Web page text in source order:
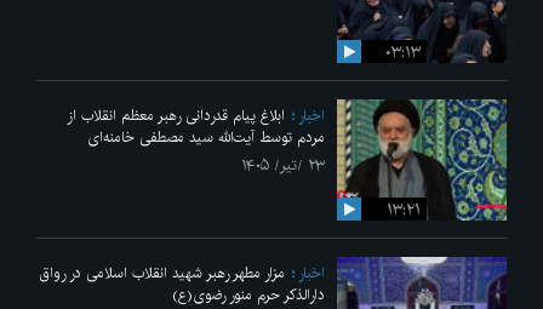
۰۳:۱۳
۱۳:۲۱
اخبار
ابلاغ پیام قدردانی رهبر معظم انقلاب از
مردم توسط آیت‌الله سید مصطفی خامنه‌ای
۲۳ /تیر/ ۱۴۰۵
اخبار
مزار مطهر رهبر شهید انقلاب اسلامی در رواق
دارالذکر حرم منور رضوی(ع)